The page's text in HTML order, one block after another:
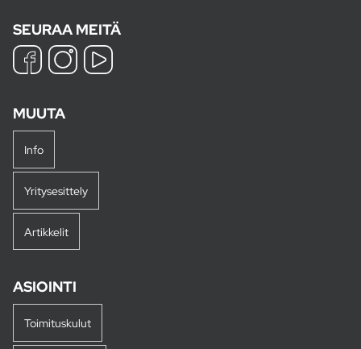
SEURAA MEITÄ
MUUTA
Info
Yritysesittely
Artikkelit
ASIOINTI
Toimituskulut